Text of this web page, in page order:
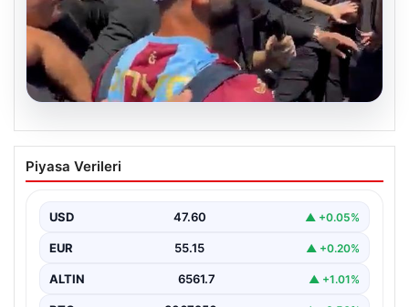
05.08.2026
Mohamed Salah’tan Tarihi İlk Üçlü
Başarı
önemli bir dönüm noktasına imza attı. Takımının
hücum…
Piyasa Verileri
USD 47.60 ▲ +0.05%
EUR 55.15 ▲ +0.20%
ALTIN 6561.7 ▲ +1.01%